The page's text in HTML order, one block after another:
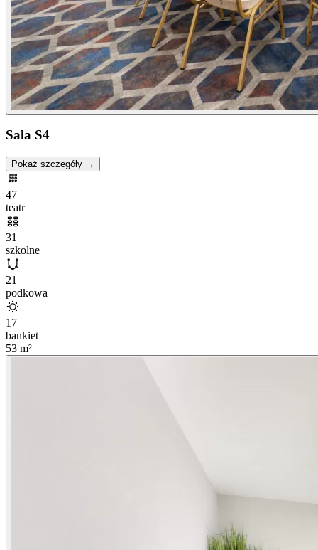
Sala S4
Pokaż szczegóły →
47
teatr
31
szkolne
21
podkowa
17
bankiet
53 m²